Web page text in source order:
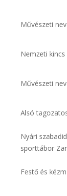
Művészeti
Nemzeti
Művészeti
Alsó
Nyári
sporttábor
Festő és